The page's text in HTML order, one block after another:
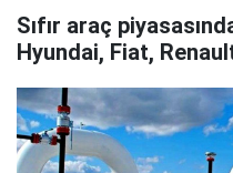
Sıfır araç
Hyundai, Fiat,